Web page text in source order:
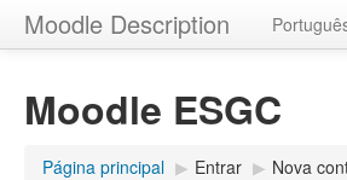
Moodle Description
Moodle ESGC
Página principal ▶ Entrar ▶ Nova